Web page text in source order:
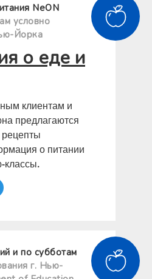
NeON
условно
Йорка
о еде и
клиентам и
предлагаются
рецепты
о питании
классы.
и по субботам
г. Нью-